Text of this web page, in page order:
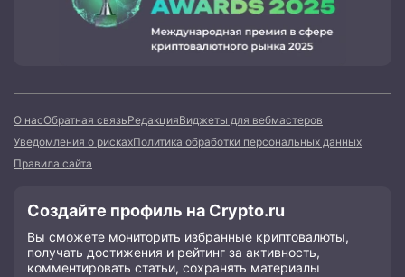
О насОбратная связьРедакцияВиджеты для вебмастеров
Уведомления о рискахПолитика обработки персональных данных
Правила сайта
Создайте профиль на Crypto.ru
Вы сможете мониторить избранные криптовалюты,
получать достижения и рейтинг за активность,
комментировать статьи, сохранять материалы